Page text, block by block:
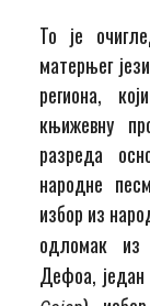
То је
матерњег
региона,
књижевну
разреда
народне
избор из
одломак из
Дефоа, један